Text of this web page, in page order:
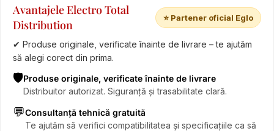
Avantajele Electro Total
Distribution
⭐ Partener oficial Eglo
✔ Produse originale, verificate înainte de livrare – te ajutăm
să alegi corect din prima.
🛡️Produse originale, verificate înainte de livrare
Distribuitor autorizat. Siguranță și trasabilitate clară.
💬Consultanță tehnică gratuită
Te ajutăm să verifici compatibilitatea și specificațiile ca să